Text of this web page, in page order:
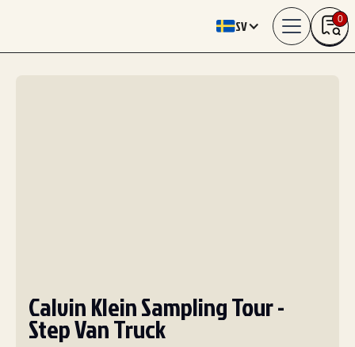
SV 0
Calvin Klein Sampling Tour -
Step Van Truck